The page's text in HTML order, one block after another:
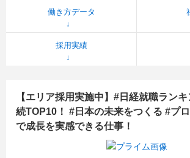
働き方データ
採用実績
【エリア採用実施中】#日経就職ラン
続TOP10！ #日本の未来をつくる #プ
で成長を実感できる仕事！